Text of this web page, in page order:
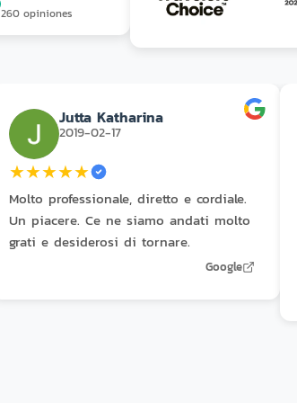
260 opiniones
Jutta Katharina
2019-02-17
★★★★★
Molto professionale, diretto e cordiale.
Un piacere. Ce ne siamo andati molto
grati e desiderosi di tornare.
Google